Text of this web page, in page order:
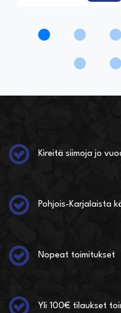
Kireitä siimoja jo
Pohjois-Karjalaista
Nopeat toimitukset
Yli 100€ tilaukset